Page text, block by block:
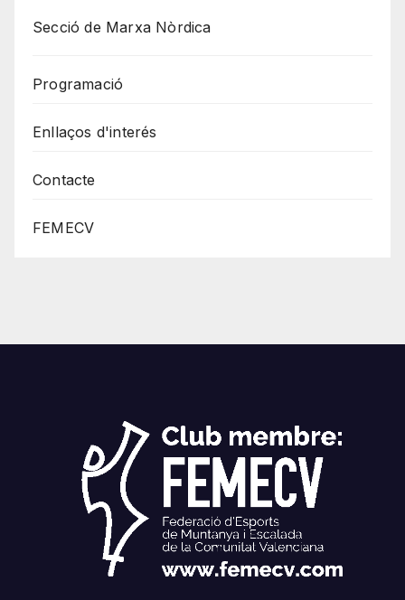
Secció de Marxa Nòrdica
Programació
Enllaços d'interés
Contacte
FEMECV